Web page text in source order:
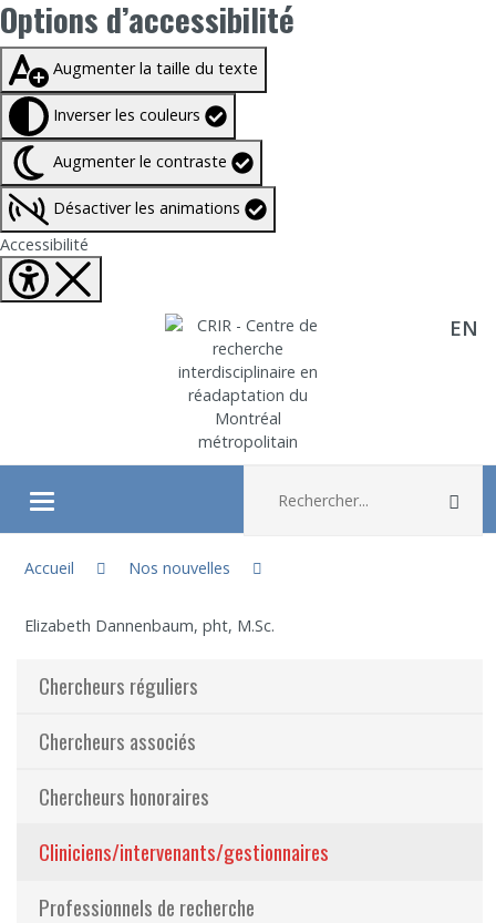
Options d’accessibilité
Taille du texte à100%
Augmenter la taille du texte
Inverser les couleurs
Augmenter le contraste
Désactiver les animations
Accessibilité
Aller directement au contenu EN
Ouvrir/fermer le menu
À propos
Recherche
Membres
Étudiants
Accueil
Nos nouvelles
Elizabeth Dannenbaum, pht, M.Sc.
Chercheurs réguliers
Chercheurs associés
Chercheurs honoraires
Cliniciens/intervenants/gestionnaires
Professionnels de recherche